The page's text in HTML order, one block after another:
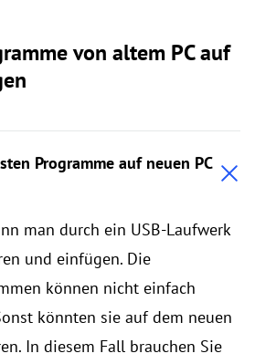
von altem PC auf
Programme auf neuen PC
man durch ein USB-Laufwerk
und einfügen. Die
können nicht einfach
könnten sie auf dem neuen
In diesem Fall brauchen Sie